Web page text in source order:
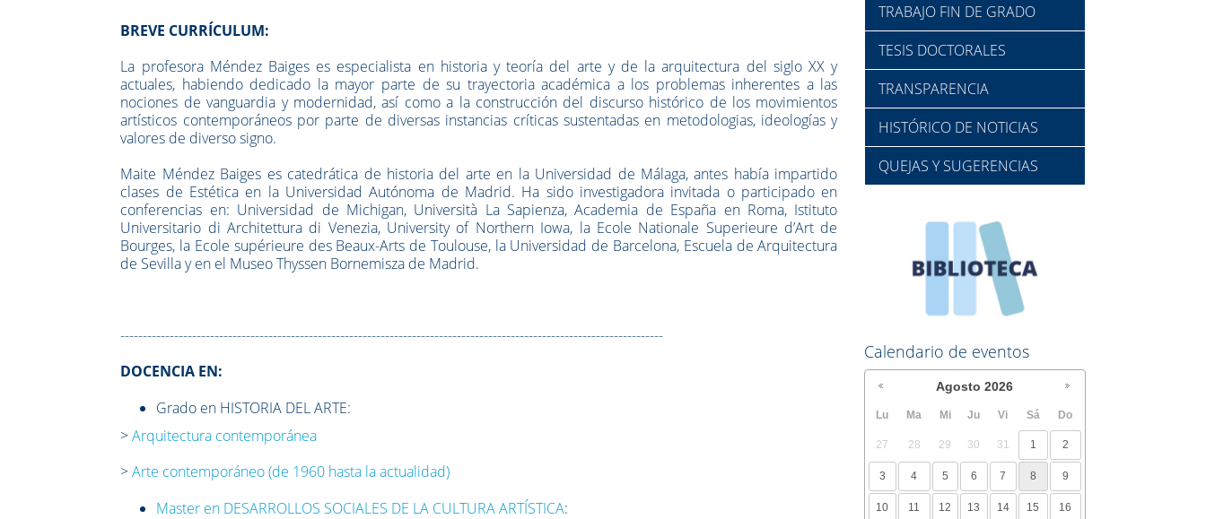
BREVE CURRÍCULUM:
La profesora Méndez Baiges es especialista en historia y teoría del arte y de la arquitectura del siglo XX y
actuales, habiendo dedicado la mayor parte de su trayectoria académica a los problemas inherentes a las
nociones de vanguardia y modernidad, así como a la construcción del discurso histórico de los movimientos
artísticos contemporáneos por parte de diversas instancias críticas sustentadas en metodologias, ideologías y
valores de diverso signo.
Maite Méndez Baiges es catedrática de historia del arte en la Universidad de Málaga, antes había impartido
clases de Estética en la Universidad Autónoma de Madrid. Ha sido investigadora invitada o participado en
conferencias en: Universidad de Michigan, Università La Sapienza, Academia de España en Roma, Istituto
Universitario di Architettura di Venezia, University of Northern Iowa, la Ecole Nationale Superieure d’Art de
Bourges, la Ecole supérieure des Beaux-Arts de Toulouse, la Universidad de Barcelona, Escuela de Arquitectura
de Sevilla y en el Museo Thyssen Bornemisza de Madrid.
-------------------------------------------------------------------------------------------------------------------------
DOCENCIA EN:
Grado en HISTORIA DEL ARTE:
>Arquitectura contemporánea
>Arte contemporáneo (de 1960 hasta la actualidad)
Master en DESARROLLOS SOCIALES DE LA CULTURA ARTÍSTICA:
TRABAJO FIN DE GRADO
TESIS DOCTORALES
TRANSPARENCIA
HISTÓRICO DE NOTICIAS
QUEJAS Y SUGERENCIAS
Calendario de eventos
Agosto 2026
Lu Ma Mi Ju Vi Sá Do
27 28 29 30 31 1 2
3 4 5 6 7 8 9
10 11 12 13 14 15 16